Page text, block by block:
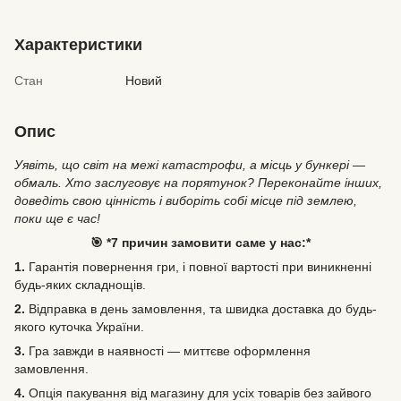
Характеристики
Стан Новий
Опис
Уявіть, що світ на межі катастрофи, а місць у бункері —
обмаль. Хто заслуговує на порятунок? Переконайте інших,
доведіть свою цінність і виборіть собі місце під землею,
поки ще є час!
🎯 *7 причин замовити саме у нас:*
1. Гарантія повернення гри, і повної вартості при виникненні
будь-яких складнощів.
2. Відправка в день замовлення, та швидка доставка до будь-
якого куточка України.
3. Гра завжди в наявності — миттєве оформлення
замовлення.
4. Опція пакування від магазину для усіх товарів без зайвого